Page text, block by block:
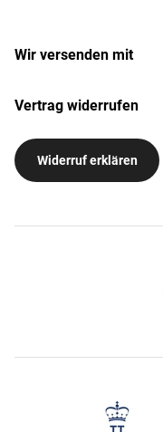
Wir versenden mit
Vertrag widerrufen
Widerruf erklären